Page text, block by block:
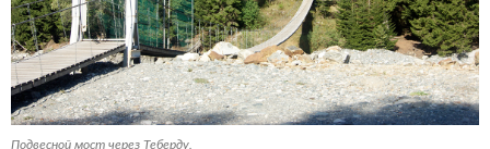
Подвесной мост через Теберду.